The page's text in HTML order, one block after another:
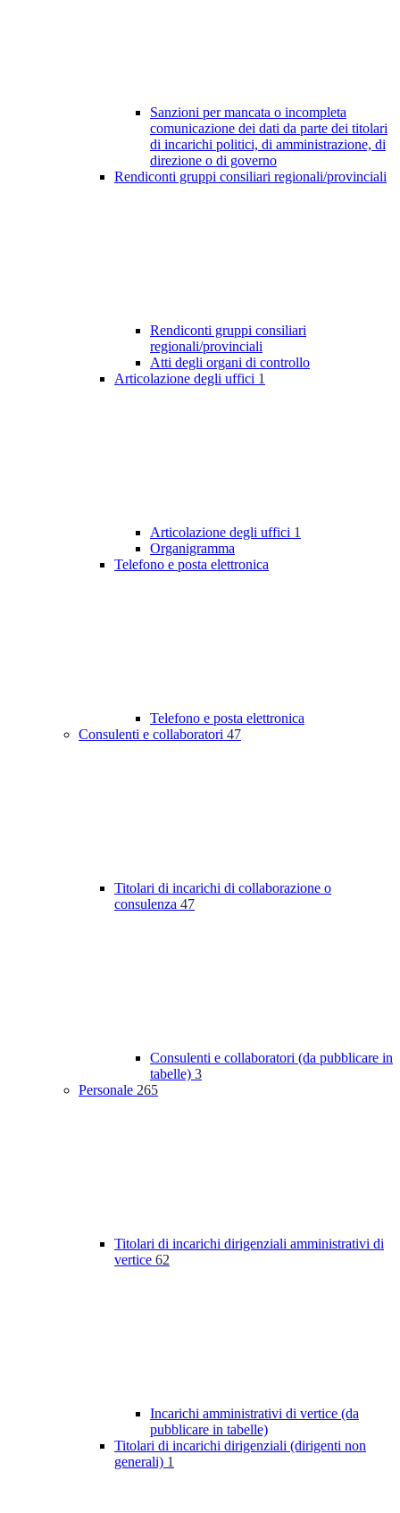
Sanzioni per mancata o incompleta
comunicazione dei dati da parte dei titolari
di incarichi politici, di amministrazione, di
direzione o di governo
Rendiconti gruppi consiliari regionali/provinciali
Rendiconti gruppi consiliari
regionali/provinciali
Atti degli organi di controllo
Articolazione degli uffici 1
Articolazione degli uffici 1
Organigramma
Telefono e posta elettronica
Telefono e posta elettronica
Consulenti e collaboratori 47
Titolari di incarichi di collaborazione o
consulenza 47
Consulenti e collaboratori (da pubblicare in
tabelle) 3
Personale 265
Titolari di incarichi dirigenziali amministrativi di
vertice 62
Incarichi amministrativi di vertice (da
pubblicare in tabelle)
Titolari di incarichi dirigenziali (dirigenti non
generali) 1